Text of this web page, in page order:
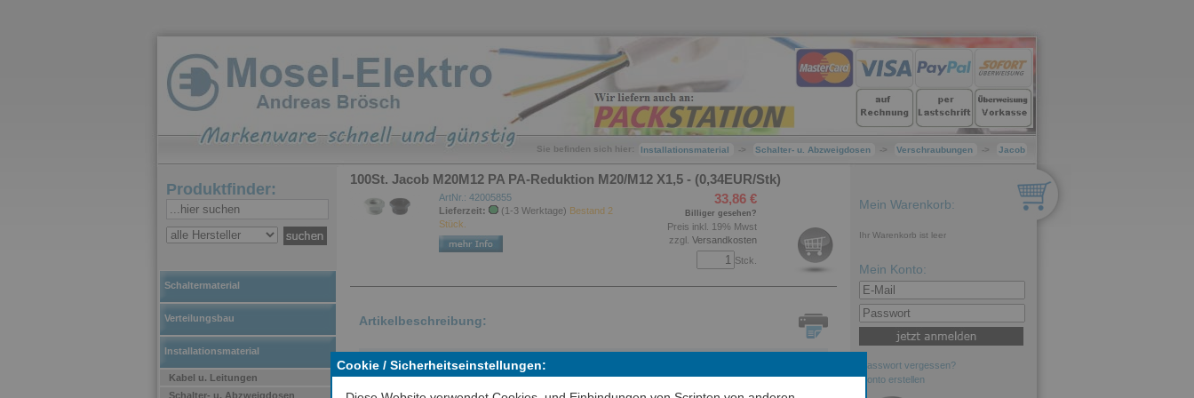
Cookie / Sicherheitseinstellungen:
Sie befinden sich hier: Installationsmaterial -> Schalter- u. Abzweigdosen -> Verschraubungen -> Jacob
Produktfinder:
Schaltermaterial
Verteilungsbau
Installationsmaterial
Kabel u. Leitungen
Schalter- u. Abzweigdosen
100St. Jacob M20M12 PA PA-Reduktion M20/M12 X1,5 - (0,34EUR/Stk)
ArtNr.: 42005855
Lieferzeit:
(1-3 Werktage) Bestand 2
Stück.
33,86 €
Billiger gesehen?
Preis inkl. 19% Mwst
zzgl.Versandkosten
Stck.
Artikelbeschreibung:
Reduktion, Werkstoff Polyamid PA6 GF30, Farbe hellgrau RAL7035,
Aussengewinde metrisch, nach EN 60423, Innengewinde metrisch, nach EN
Mein Warenkorb:
Ihr Warenkorb ist leer
Mein Konto:
Passwort vergessen?
Konto erstellen